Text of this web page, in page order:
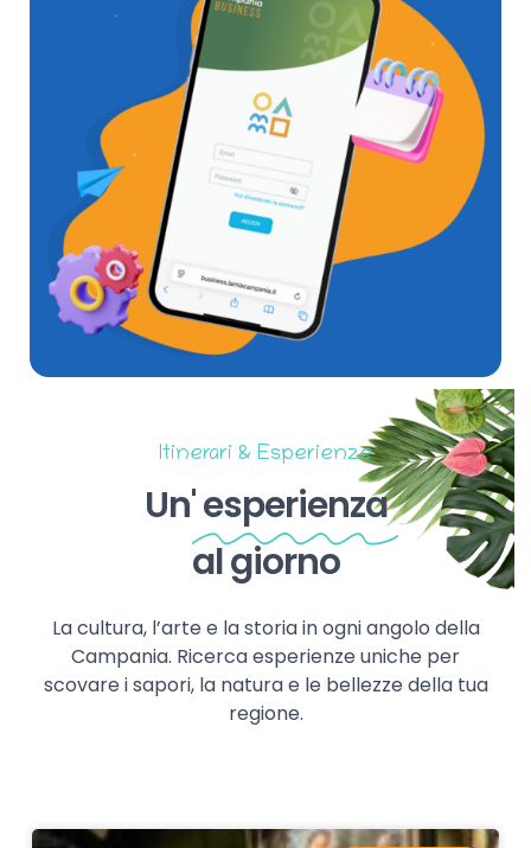
Itinerari & Esperienze
Un'esperienza
al giorno
La cultura, l’arte e la storia in ogni angolo della
Campania. Ricerca esperienze uniche per
scovare i sapori, la natura e le bellezze della tua
regione.